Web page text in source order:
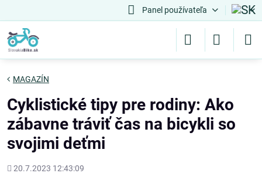
Panel používateľa
MAGAZÍN
Cyklistické tipy pre rodiny: Ako
zábavne tráviť čas na bicykli so
svojimi deťmi
Pridané
20.7.2023 12:43:09